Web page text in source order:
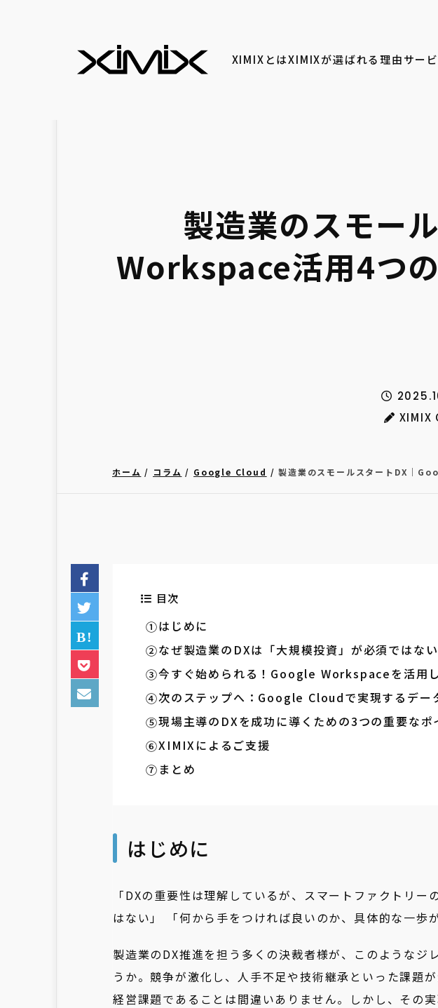
XIMIXとはXIMIXが選ばれる理由サー
製造業のスモー
Workspace活用4つ
XIMIX
ホーム コラム Google Cloud 製造業のスモールスタートDX｜
目次
はじめに
なぜ製造業のDXは「大規模投資」が必須ではな
今すぐ始められる！Google Workspaceを活用
次のステップへ：Google Cloudで実現するデー
現場主導のDXを成功に導くための3つの重要なポ
XIMIXによるご支援
まとめ
はじめに
「DXの重要性は理解しているが、スマートファクトリ
はない」 「何から手をつければ良いのか、具体的な一歩
製造業のDX推進を担う多くの決裁者様が、このようなジ
うか。競争が激化し、人手不足や技術継承といった課題
経営課題であることは間違いありません。しかし、その